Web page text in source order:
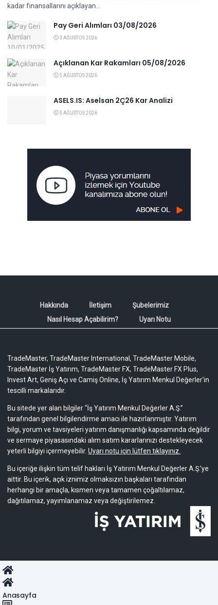
kadar finansallarını açıklayan...
Pay Geri Alımları 03/08/2026
3 AĞUSTOS 2026
Açıklanan Kar Rakamları 05/08/2026
5 AĞUSTOS 2026
ASELS.IS: Aselsan 2Ç26 Kar Analizi
5 AĞUSTOS 2026
Hakkında İletişim
Şubelerimiz
Nasıl Hesap Açabilirim?
Uyarı Notu
TradeMaster, TradeMaster International, TradeMaster Mobile,
TradeMaster İş Yatırım, TradeMaster FX, TradeMaster FX Plus,
Invest Art, Geniş Açı ve Camiş Online, İş Yatırım Menkul Değerler'in
tescilli markalarıdır.
Bu sitede yer alan bilgiler “İş Yatırım Menkul Değerler A.Ş.”
tarafından genel bilgilendirme amacı ile hazırlanmıştır. Yatırım
bilgi, yorum ve tavsiyeleri yatırım danışmanlığı kapsamında değildir
ve sermaye piyasasındaki alım satım kararlarınızı destekleyecek
yeterli bilgiyi içermeyebilir. Uyarı notu için lütfen tıklayınız.
Bu içeriğe ilişkin tüm telif hakları İş Yatırım Menkul Değerler A.Ş.’ye
aittir. Bu içerik, açık iznimiz olmaksızın başkaları tarafından
herhangi bir amaçla, kısmen veya tamamen çoğaltılamaz,
dağıtılamaz, yayımlanamaz veya değiştirilemez.
Anasayfa